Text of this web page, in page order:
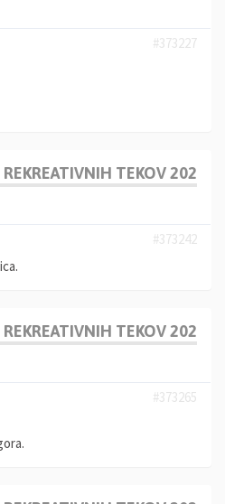
#373227
REKREATIVNIH TEKOV 2025,
#373242
REKREATIVNIH TEKOV 2025,
#373265